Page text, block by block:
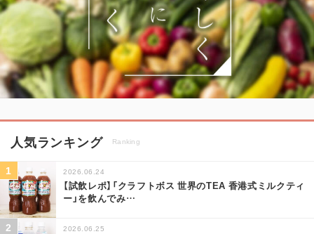
人気ランキング Ranking
2026.06.24
【試飲レポ】「クラフトボス 世界のTEA 香港式ミルクティ
ー」を飲んでみ…
2026.06.25